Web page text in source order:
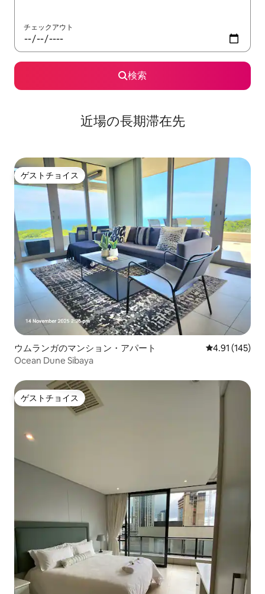
チェックアウト
検索
近場の長期滞在先
ゲストチョイス
ゲストチョイス
ウムランガのマンション・アパート レビュー145
4.91 (145)
Ocean Dune Sibaya
ゲストチョイス
ゲストチョイス